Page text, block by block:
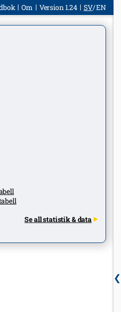
Om Version 1.24 SV EN
Se all statistik & data